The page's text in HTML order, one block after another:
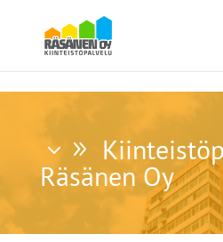
Räsänen Oy